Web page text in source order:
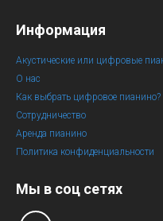
Информация
Акустические или цифровые
О нас
Как выбрать цифровое пианино?
Сотрудничество
Аренда пианино
Политика конфиденциальности
Мы в соц сетях